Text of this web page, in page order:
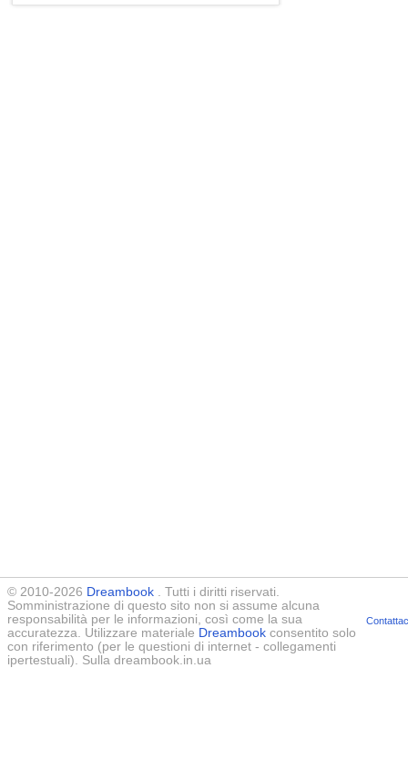
© 2010-2026 Dreambook . Tutti i diritti riservati.
Somministrazione di questo sito non si assume alcuna
responsabilità per le informazioni, così come la sua
accuratezza. Utilizzare materiale Dreambook consentito solo
con riferimento (per le questioni di internet - collegamenti
ipertestuali). Sulla dreambook.in.ua